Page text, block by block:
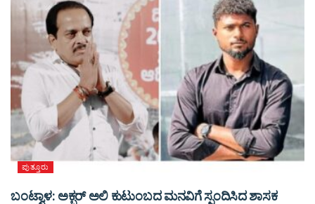
ಪುತ್ತೂರು
ಬಂಟ್ವಾಳ: ಅಕ್ಬರ್ ಅಲಿ ಕುಟುಂಬದ ಮನವಿಗೆ ಸ್ಪಂದಿಸಿದ ಶಾಸಕ